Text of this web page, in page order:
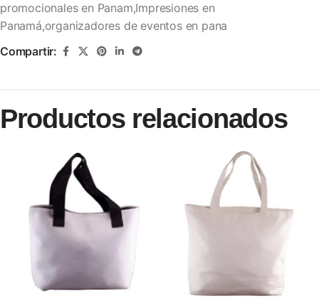
promocionales en Panam,Impresiones en
Panamá,organizadores de eventos en pana
Compartir:
Productos relacionados